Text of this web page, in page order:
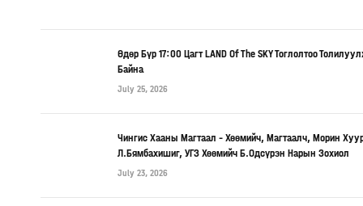
Өдөр Бүр 17:00 Цагт LAND Of The SKY Тоглолтоо
Байна
July 25, 2026
Чингис Хааны Магтаал – Хөөмийч, Магтаалч, Морин
Л.Бямбахишиг, УГЗ Хөөмийч Б.Одсүрэн Нарын Зохиол
July 23, 2026